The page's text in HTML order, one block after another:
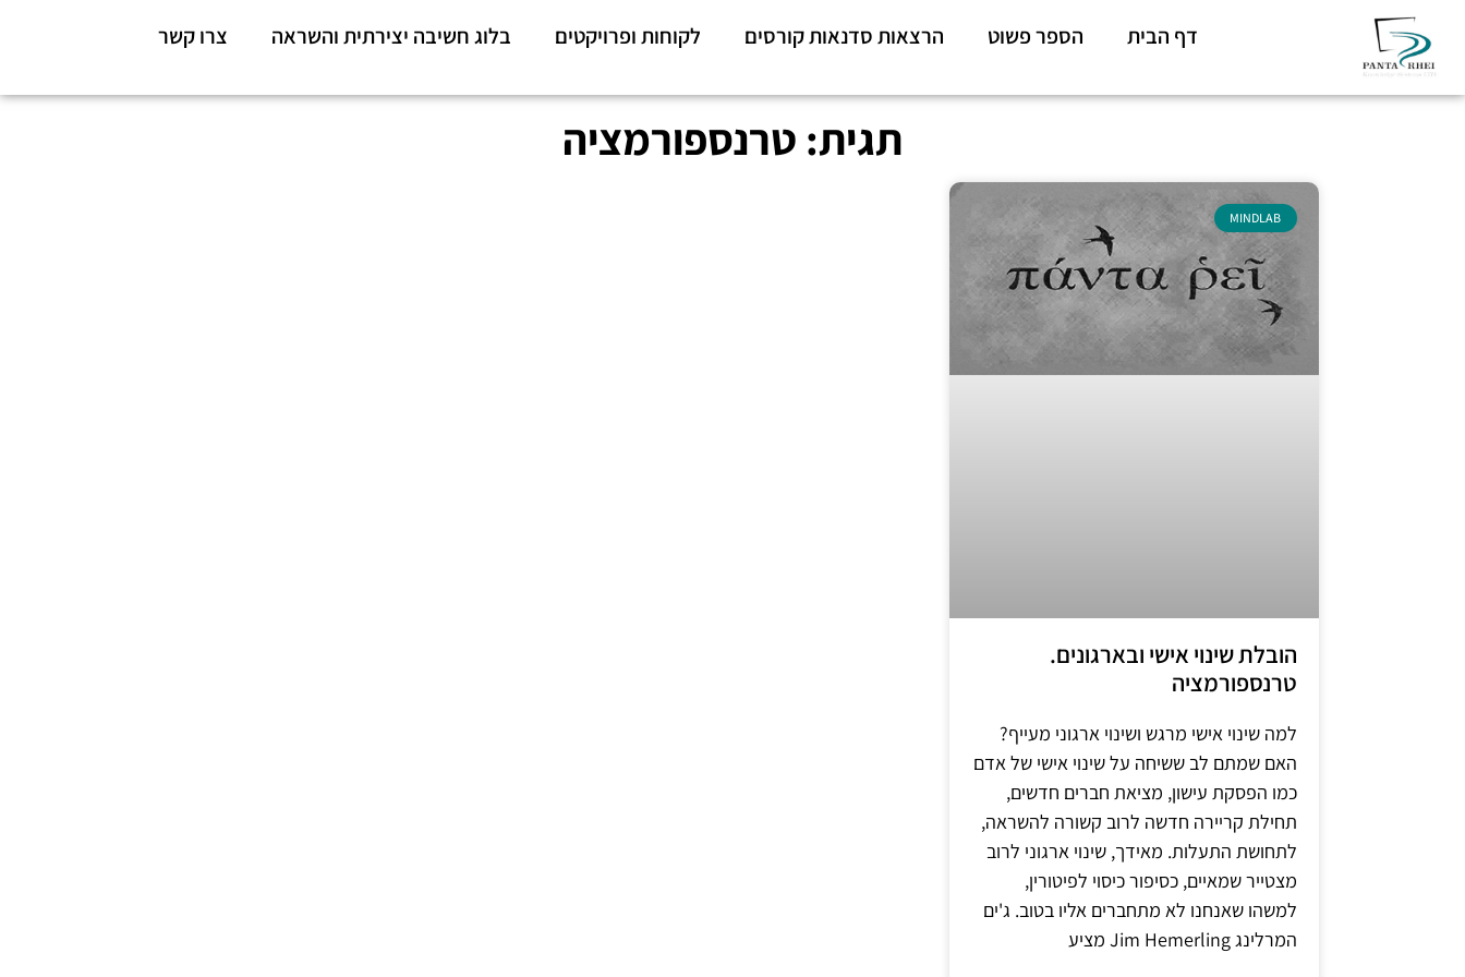
דף הבית הספר פשוט הרצאות סדנאות קורסים לקוחות ופרויקטים בלוג חשיבה יצירתית והשראה צרו קשר
תגית: טרנספורמציה
MINDLAB
הובלת שינוי אישי ובארגונים.
טרנספורמציה
למה שינוי אישי מרגש ושינוי ארגוני מעייף?
האם שמתם לב ששיחה על שינוי אישי של אדם
כמו הפסקת עישון, מציאת חברים חדשים,
תחילת קריירה חדשה לרוב קשורה להשראה,
לתחושת התעלות. מאידך, שינוי ארגוני לרוב
מצטייר שמאיים, כסיפור כיסוי לפיטורין,
למשהו שאנחנו לא מתחברים אליו בטוב. ג'ים
המרלינג Jim Hemerling מציע